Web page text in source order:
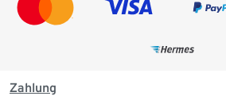
Zahlung